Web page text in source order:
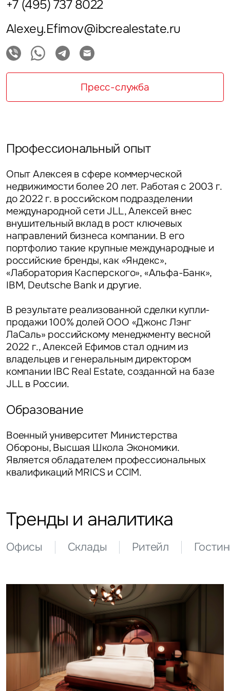
+7 (495) 737 8022
Alexey.Efimov@ibcrealestate.ru
Пресс-служба
Профессиональный опыт
Опыт Алексея в сфере коммерческой
недвижимости более 20 лет. Работая с 2003 г.
до 2022 г. в российском подразделении
международной сети JLL, Алексей внес
внушительный вклад в рост ключевых
направлений бизнеса компании. В его
портфолио такие крупные международные и
российские бренды, как «Яндекс»,
«Лаборатория Касперского», «Альфа-Банк»,
IBM, Deutsche Bank и другие.
В результате реализованной сделки купли-
продажи 100% долей ООО «Джонс Лэнг
ЛаСаль» российскому менеджменту весной
2022 г., Алексей Ефимов стал одним из
владельцев и генеральным директором
компании IBC Real Estate, созданной на базе
JLL в России.
Образование
Военный университет Министерства
Обороны, Высшая Школа Экономики.
Является обладателем профессиональных
квалификаций MRICS и CCIM.
Тренды и аналитика
Офисы Склады Ритейл
Задайте свой вопрос
Вопрос
Это обязательное поле
Это обязательное поле